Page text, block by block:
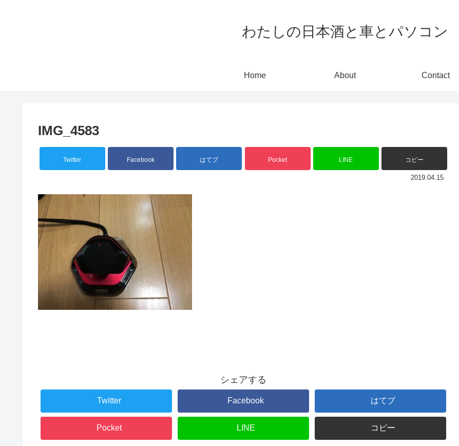
わたしの日本酒と車とパソコン
Home About Contact
IMG_4583
Twitter Facebook はてブ Pocket LINE コピー
2019.04.15
シェアする
Twitter Facebook はてブ
Pocket LINE コピー